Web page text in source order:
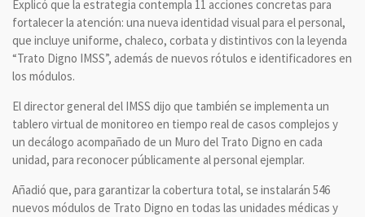
Explicó que la estrategia contempla 11 acciones concretas para
fortalecer la atención: una nueva identidad visual para el personal,
que incluye uniforme, chaleco, corbata y distintivos con la leyenda
“Trato Digno IMSS”, además de nuevos rótulos e identificadores en
los módulos.
El director general del IMSS dijo que también se implementa un
tablero virtual de monitoreo en tiempo real de casos complejos y
un decálogo acompañado de un Muro del Trato Digno en cada
unidad, para reconocer públicamente al personal ejemplar.
Añadió que, para garantizar la cobertura total, se instalarán 546
nuevos módulos de Trato Digno en todas las unidades médicas y